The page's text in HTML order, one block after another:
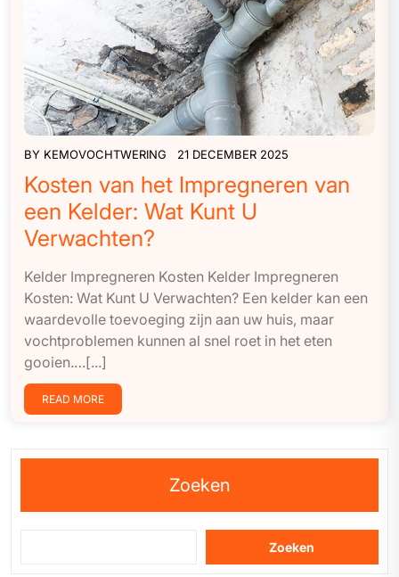
BY KEMOVOCHTWERING 21 DECEMBER 2025
Kosten van het Impregneren van
een Kelder: Wat Kunt U
Verwachten?
Kelder Impregneren Kosten Kelder Impregneren
Kosten: Wat Kunt U Verwachten? Een kelder kan een
waardevolle toevoeging zijn aan uw huis, maar
vochtproblemen kunnen al snel roet in het eten
gooien.…[...]
READ MORE
Zoeken
Zoeken